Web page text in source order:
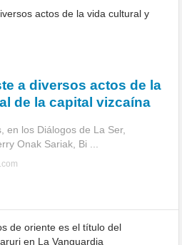
a diversos actos de la
de la capital vizcaína
en los Diálogos de La Ser,
Onak Sariak, Bi ...